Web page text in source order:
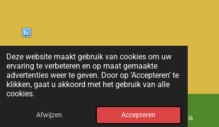
Deze website maakt gebruik van cookies om uw
ervaring te verbeteren en op maat gemaakte
advertenties weer te geven. Door op ‘Accepteren’ te
klikken, gaat u akkoord met het gebruik van alle
cookies.
Afwijzen Accepteren
Nieuws
© 2011 - 2026 overloon nieuws
E-mailadres Facebook